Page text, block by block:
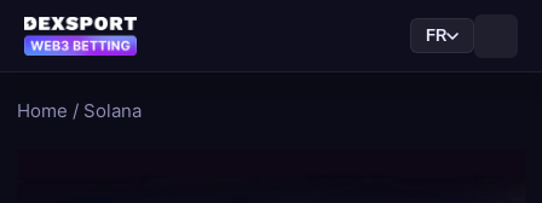
FR
Home / Solana